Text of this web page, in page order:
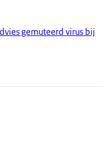
gemuteerd virus bij